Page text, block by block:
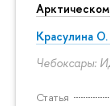
Красулина
Чебоксары:
Статья